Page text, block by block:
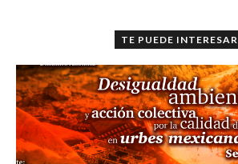
TE PUEDE INTERESAR